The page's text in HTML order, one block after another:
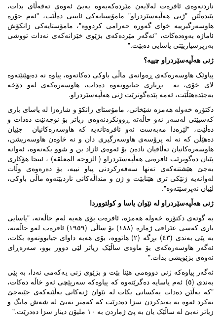
ناردنەوەى ئافرەت لەلایەن مێردەکەیەوە بەبێ ئەوەى تەقەڵاى بدات،
پێیدەڵێن "ژنى هەڵپەسێردراو" مامۆستایەکى ئایینى دەڵێت، "ئەم جۆرە
هاوسەرگیرییە خواى گەورە حەرامى کردووە"، مامۆستایەکى زانکۆش
ئاماژە بەوەدەکات، "ئەگەر مێردەکەى بژێوى خێزانەکەى نەدات تووشى
بەرپرسیاریێتى یاسایی دەبێت."
ژنى هەڵپەسێردراو چییە؟
پیاوێک هاوسەرەکەى ڕەوانەى ماڵى باوکى دەکاتەوە، پیاوە نە دەیهێنێتەوە
لاى خۆى، نە بڕیارى جیابوونەوە دەدات، هاوسەرەکەى لەو دۆخە
بەجێدەهێڵێت، ئەمە پێدەگوترێت ژنى هەڵپەسێردراو.
دکتۆرە خەولە هەمزە شێخانى، مامۆستاى زانکۆ و شارەزا لە یاساى بارى
کەسیێتى لەسەر ئەو حاڵەتە ڕوونکردنەوەى زیاتر بۆ نوچەنێت دەدات و
دەڵێت، "لێرەدا مەبەست ئەو ئافرەتانەیە کە هاوسەرەکانیان جێیان
دەهێڵن کە نە لە پرۆسەی هاوسەرگیری دان و نە خاوەن هاوسەریشن،
هاوسەرەکانیان تەڵاقیان نادەن بۆ ئەوەی ئازاد بن و شوو بکەنەوە، ئەوانە
پێیان دەگوترێت ‌ئافرەتی هەڵپەسێردراو ( الزوجە المعلقە) ، ئینجا هۆکاری
بەجێ هێشتنەکەی تەنها سەفەرکردنی پیاو نییە، بۆ دەرەوەی وڵات
لەوانەیە ژنێکی تری هێنابێت و ژن و منداڵەکانی ناردبێتەوە ماڵی باوکی،
لێیان نەپرسێتەوە".
ژنى هەڵپەسێردراو لە نێوان یاسا و كولتووردا
بە گوتەى دکتۆرە خەولە هەمزە، ئافرەت بۆى هەیە لەم حاڵەتە، "یاسایی
باری کەسی عێراقی ژمارە (١٨٨) بۆ ساڵی (١٩٥٩) ئافرەت لەو حاڵەتە،
بە پێی بەندی (٤٣) بڕگە (٢) هاتووە، بۆی هەیە داوای جیابوونەوە بکات،
ئەگەر هاوسەرەکەی بۆ ماوەی ساڵێک زیاتر لێی دوور بوو، سەرەڕای
ئەوەی بژێویشی بدات."
ئەگەر پیاوەکە ژنى دووەمی هێنا بێت و بژێوی ژنی یەکەمی نەدا، بە پێی
بەندی (٥) ئەم یاسایە دەگرێتەوە کە پیاوەکە سەرپێچی ئەو خاڵە دەکات،
"کە بەڵێن دەدات یەکسانی بکات لە نێوان ژنەکانی بەڵێنەکەی جێبەجێ
نەکرد ئەوە بە بەندکردن سزا دەدرێت کە کەمتر نەبێ لە شەش مانگ و
زیاتر نەبێ لە ساڵێک یان بە پێ ژماردن بە ١٠ ملیۆن دینار سزا دەدرێت."